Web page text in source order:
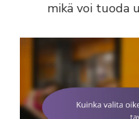
mikä voi tuoda